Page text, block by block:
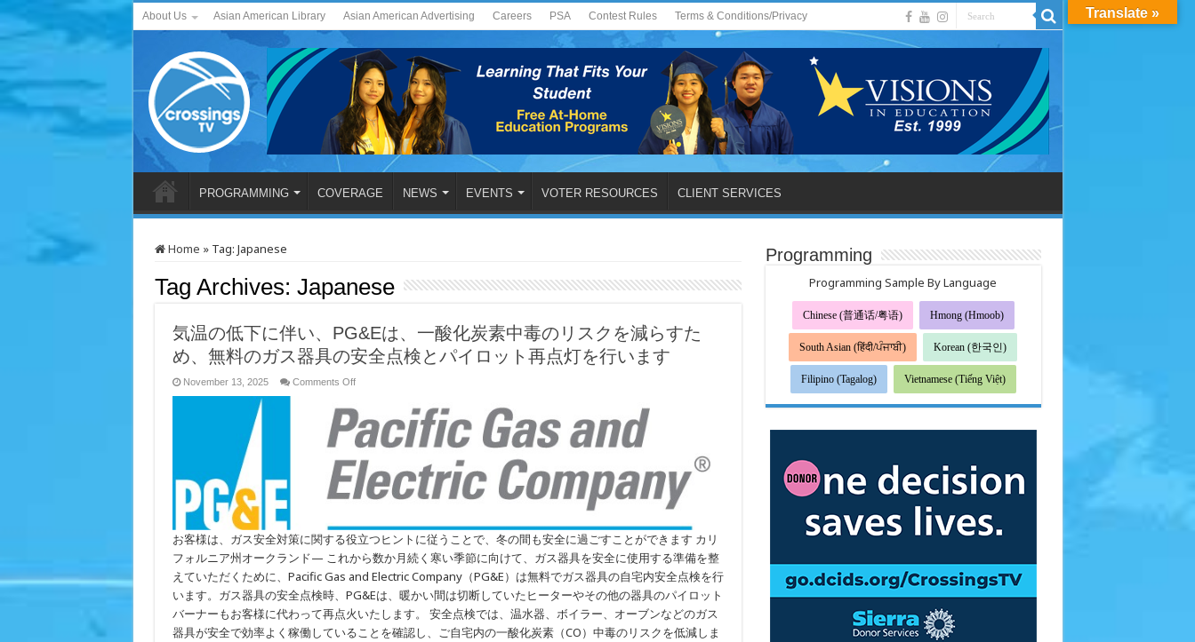
About Us Asian American Library Asian American Advertising Careers PSA Contest Rules Terms & Conditions/Privacy
PROGRAMMING COVERAGE NEWS EVENTS VOTER RESOURCES CLIENT SERVICES
Home » Tag: Japanese
Tag Archives: Japanese
気温の低下に伴い、PG&Eは、一酸化炭素中毒のリスクを減らすた
め、無料のガス器具の安全点検とパイロット再点灯を行います
November 13, 2025 Comments Offon
の
低
下
に
伴
い、
PG&E
酸
炭
素
中
毒
の
リ
お客様は、ガス安全対策に関する役立つヒントに従うことで、冬の間も安全に過ごすことができます カリ
フォルニア州オークランド— これから数か月続く寒い季節に向けて、ガス器具を安全に使用する準備を整
えていただくために、Pacific Gas and Electric Company（PG&E）は無料でガス器具の自宅内安全点検を行
います。ガス器具の安全点検時、PG&Eは、暖かい間は切断していたヒーターやその他の器具のパイロット
バーナーもお客様に代わって再点火いたします。 安全点検では、温水器、ボイラー、オーブンなどのガス
器具が安全で効率よく稼働していることを確認し、ご自宅内の一酸化炭素（CO）中毒のリスクを低減しま
Programming
Programming Sample By Language
Chinese (普通话/粤语) Hmong (Hmoob)
South Asian (हिंदी/ਪੰਜਾਬੀ) Korean (한국인)
Filipino (Tagalog) Vietnamese (Tiếng Việt)
Translate »